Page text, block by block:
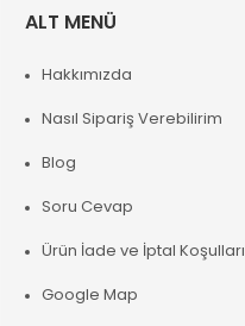
ALT MENÜ
Hakkımızda
Nasıl Sipariş Verebilirim
Blog
Soru Cevap
Ürün İade ve İptal Koşulları
Google Map